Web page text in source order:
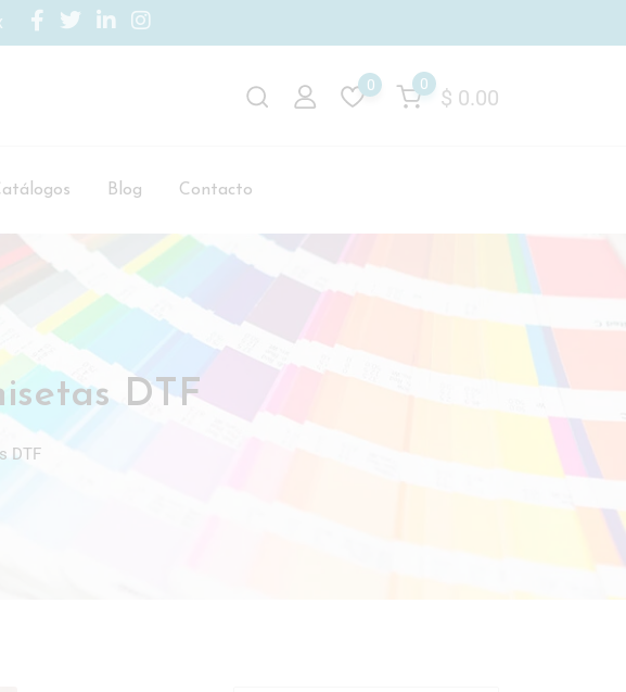
$ 0.00
0
0
Blog Contacto
DTF
DTF